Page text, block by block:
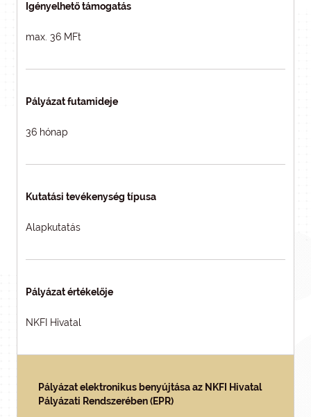
Igényelhető támogatás
max. 36 MFt
Pályázat futamideje
36 hónap
Kutatási tevékenység típusa
Alapkutatás
Pályázat értékelője
NKFI Hivatal
Pályázat elektronikus benyújtása az NKFI Hivatal
Pályázati Rendszerében (EPR)